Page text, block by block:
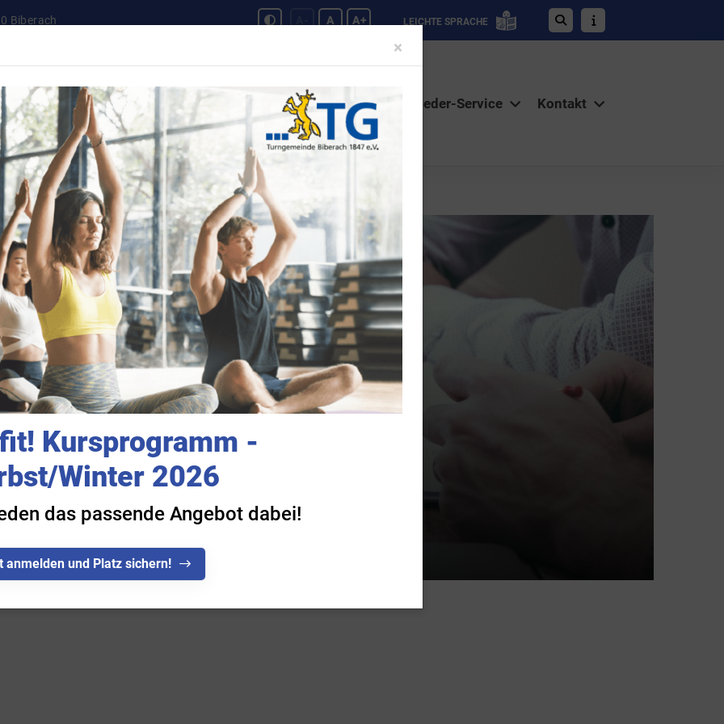
Biberach A A+ LEICHTE SPRACHE
Unser Verein TGkids TGfit Sportangebot Mitglieder-Service Kontakt
Jobs
Alles zur Mitgliedschaft
Downloads
Termine
Adenauerallee 11
88400 Biberach
× Close
Kursprogramm -
Winter 2026
das passende Angebot dabei!
anmelden und Platz sichern!